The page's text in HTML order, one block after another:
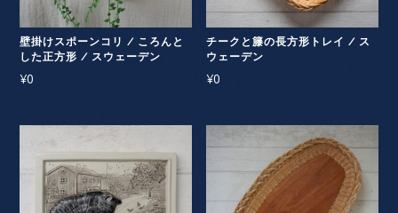
壁掛けスポーンコリ / ころんと
した正方形 / スウェーデン
¥0
チークと籐の長方形トレイ / ス
ウェーデン
¥0